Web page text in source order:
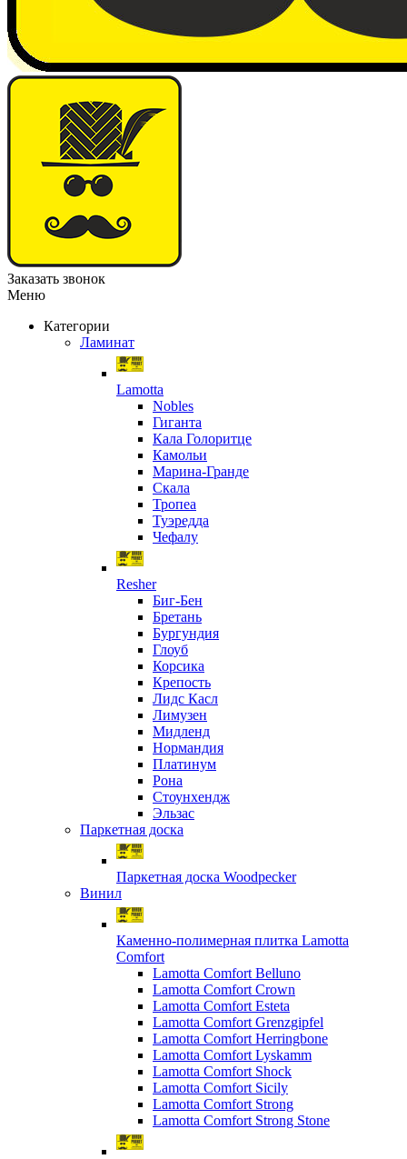
Заказать звонок
Меню
Категории
Ламинат
Lamotta
Nobles
Гиганта
Кала Голоритце
Камольи
Марина-Гранде
Скала
Тропеа
Туэредда
Чефалу
Resher
Биг-Бен
Бретань
Бургундия
Глоуб
Корсика
Крепость
Лидс Касл
Лимузен
Мидленд
Нормандия
Платинум
Рона
Стоунхендж
Эльзас
Паркетная доска
Паркетная доска Woodpecker
Винил
Каменно-полимерная плитка Lamotta
Comfort
Lamotta Comfort Belluno
Lamotta Comfort Crown
Lamotta Comfort Esteta
Lamotta Comfort Grenzgipfel
Lamotta Comfort Herringbone
Lamotta Comfort Lyskamm
Lamotta Comfort Shock
Lamotta Comfort Sicily
Lamotta Comfort Strong
Lamotta Comfort Strong Stone